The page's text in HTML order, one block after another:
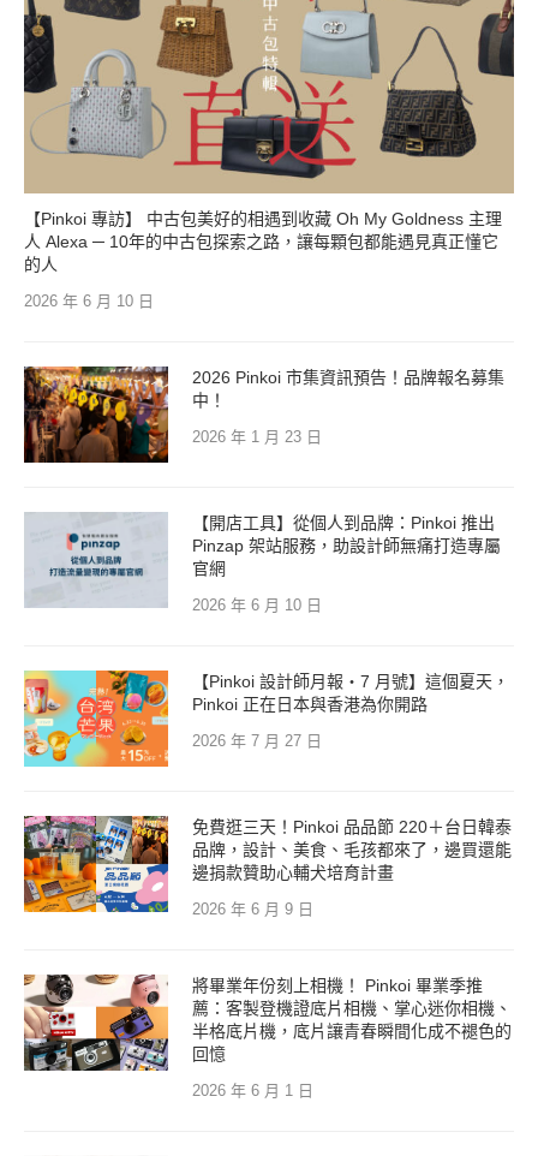
【Pinkoi 專訪】 中古包美好的相遇到收藏 Oh My Goldness 主理
人 Alexa ─ 10年的中古包探索之路，讓每顆包都能遇見真正懂它
的人
2026 年 6 月 10 日
2026 Pinkoi 市集資訊預告！品牌報名募集
中！
2026 年 1 月 23 日
【開店工具】從個人到品牌：Pinkoi 推出
Pinzap 架站服務，助設計師無痛打造專屬
官網
2026 年 6 月 10 日
【Pinkoi 設計師月報・7 月號】這個夏天，
Pinkoi 正在日本與香港為你開路
2026 年 7 月 27 日
免費逛三天！Pinkoi 品品節 220＋台日韓泰
品牌，設計、美食、毛孩都來了，邊買還能
邊捐款贊助心輔犬培育計畫
2026 年 6 月 9 日
將畢業年份刻上相機！ Pinkoi 畢業季推
薦：客製登機證底片相機、掌心迷你相機、
半格底片機，底片讓青春瞬間化成不褪色的
回憶
2026 年 6 月 1 日